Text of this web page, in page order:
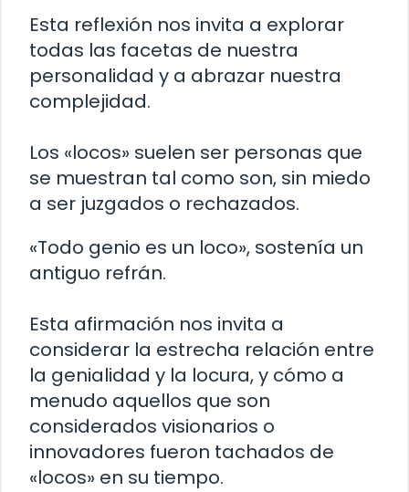
Esta reflexión nos invita a explorar
todas las facetas de nuestra
personalidad y a abrazar nuestra
complejidad.
Los «locos» suelen ser personas que
se muestran tal como son, sin miedo
a ser juzgados o rechazados.
«Todo genio es un loco», sostenía un
antiguo refrán.
Esta afirmación nos invita a
considerar la estrecha relación entre
la genialidad y la locura, y cómo a
menudo aquellos que son
considerados visionarios o
innovadores fueron tachados de
«locos» en su tiempo.